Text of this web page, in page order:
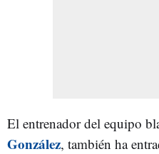
El entrenador del equipo
González, también ha